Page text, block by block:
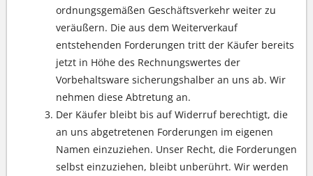
ordnungsgemäßen Geschäftsverkehr weiter zu
veräußern. Die aus dem Weiterverkauf
entstehenden Forderungen tritt der Käufer bereits
jetzt in Höhe des Rechnungswertes der
Vorbehaltsware sicherungshalber an uns ab. Wir
nehmen diese Abtretung an.
Der Käufer bleibt bis auf Widerruf berechtigt, die
an uns abgetretenen Forderungen im eigenen
Namen einzuziehen. Unser Recht, die Forderungen
selbst einzuziehen, bleibt unberührt. Wir werden